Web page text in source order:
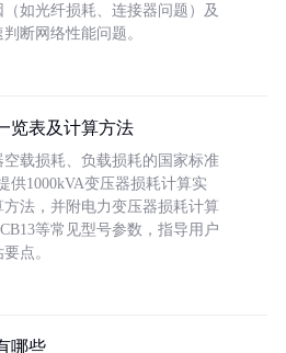
如光纤损耗、连接器问题）及
断网络性能问题。
览表及计算方法
载损耗、负载损耗的国家标准
供1000kVA变压器损耗计算实
法，并附电力变压器损耗计算
等常见型号参数，指导用户
点。
哪些